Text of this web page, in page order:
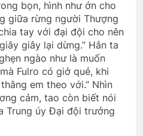
bọn, hình như ớn cho
giữa rừng người Thượng
tay với đại đội cho nên
giây lại dừng.” Hắn ta
ngào như là muốn
Fulro có giở quẻ, khi
em theo với.” Nhìn
cảm, tao còn biết nói
Trung úy Đại đội trưởng